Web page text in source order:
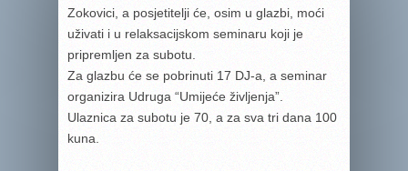
Zokovici, a posjetitelji će, osim u glazbi, moći
uživati i u relaksacijskom seminaru koji je
pripremljen za subotu.
Za glazbu će se pobrinuti 17 DJ-a, a seminar
organizira Udruga “Umijeće življenja”.
Ulaznica za subotu je 70, a za sva tri dana 100
kuna.